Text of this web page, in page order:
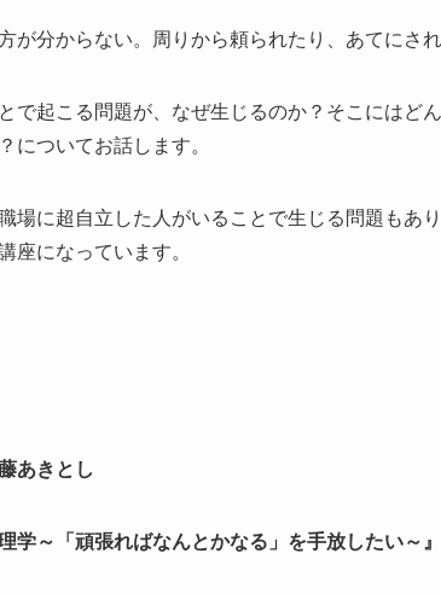
が分からない。周りから頼られたり、あてにさ
で起こる問題が、なぜ生じるのか？そこにはど
についてお話します。
場に超自立した人がいることで生じる問題もあ
座になっています。
あきとし
学～「頑張ればなんとかなる」を手放したい～』